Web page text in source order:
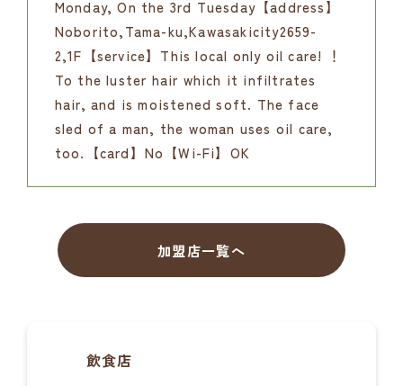
Monday, On the 3rd Tuesday【address】
Noborito,Tama-ku,Kawasakicity2659-
2,1F【service】This local only oil care! ！
To the luster hair which it infiltrates
hair, and is moistened soft. The face
sled of a man, the woman uses oil care,
too.【card】No【Wi-Fi】OK
加盟店一覧へ
飲食店